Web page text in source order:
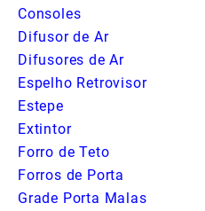
Consoles
Difusor de Ar
Difusores de Ar
Espelho Retrovisor
Estepe
Extintor
Forro de Teto
Forros de Porta
Grade Porta Malas